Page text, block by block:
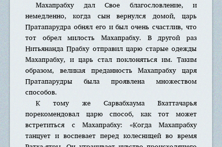
Махапрабху дал Свое благословление, и
немедленно, когда сын вернулся домой, царь
Пратапарудра обнял его и был очень счастлив, что
тот обрел милость Махапрабху. В другой раз
Нитьянанда Прабху отправил царю старые одежды
Махапрабху, и царь стал поклоняться им. Таким
образом, великая преданность Махапрабху царя
Пратапарудры была проявлена множеством
способов.
К тому же Сарвабхаума Бхаттачарья
порекомендовал царю способ, как тот может
встретиться с Махапрабху: «Когда Махапрабху
танцует и воспевает перед колесницей во время